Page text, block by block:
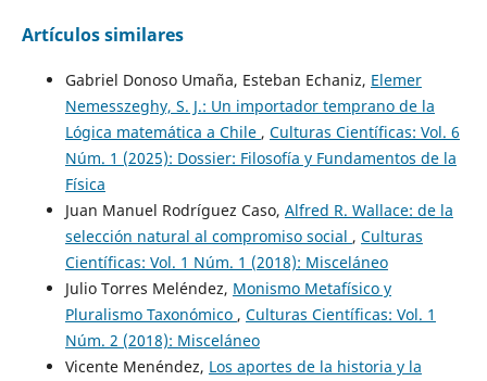
Artículos similares
Gabriel Donoso Umaña, Esteban Echaniz, Elemer
Nemesszeghy, S. J.: Un importador temprano de la
Lógica matemática a Chile , Culturas Científicas: Vol. 6
Núm. 1 (2025): Dossier: Filosofía y Fundamentos de la
Física
Juan Manuel Rodríguez Caso, Alfred R. Wallace: de la
selección natural al compromiso social , Culturas
Científicas: Vol. 1 Núm. 1 (2018): Misceláneo
Julio Torres Meléndez, Monismo Metafísico y
Pluralismo Taxonómico , Culturas Científicas: Vol. 1
Núm. 2 (2018): Misceláneo
Vicente Menéndez, Los aportes de la historia y la